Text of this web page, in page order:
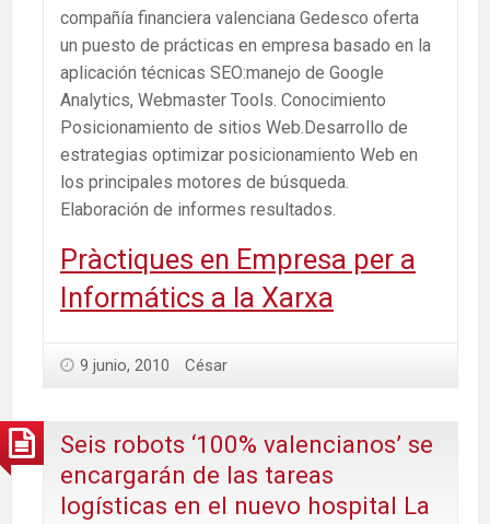
compañía financiera valenciana Gedesco oferta
un puesto de prácticas en empresa basado en la
aplicación técnicas SEO:manejo de Google
Analytics, Webmaster Tools. Conocimiento
Posicionamiento de sitios Web.Desarrollo de
estrategias optimizar posicionamiento Web en
los principales motores de búsqueda.
Elaboración de informes resultados.
Pràctiques en Empresa per a
Informátics a la Xarxa
9 junio, 2010 César
Seis robots ‘100% valencianos’ se
encargarán de las tareas
logísticas en el nuevo hospital La